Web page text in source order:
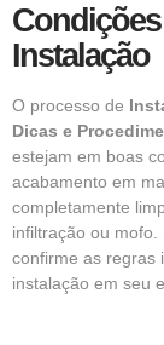
Instalação
O processo de
Dicas e
estejam em boas
acabamento em
completamente
infiltração ou mofo.
confirme as regras
instalação em seu